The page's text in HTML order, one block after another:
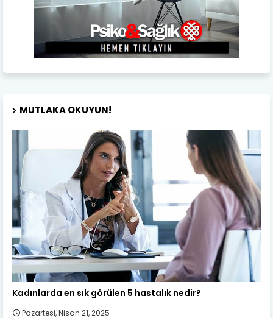
MUTLAKA OKUYUN!
Kadın Sağlığı
Kadınlarda en sık görülen 5 hastalık nedir?
Pazartesi, Nisan 21, 2025